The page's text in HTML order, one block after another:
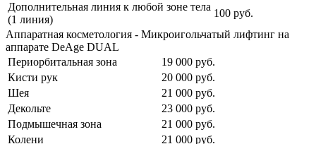
Дополнительная линия к любой зоне тела
(1 линия)
100 руб.
Аппаратная косметология - Микроигольчатый лифтинг на
аппарате DeAge DUAL
Периорбитальная зона
19 000 руб.
Кисти рук
20 000 руб.
Шея
21 000 руб.
Декольте
23 000 руб.
Подмышечная зона
21 000 руб.
Колени
21 000 руб.